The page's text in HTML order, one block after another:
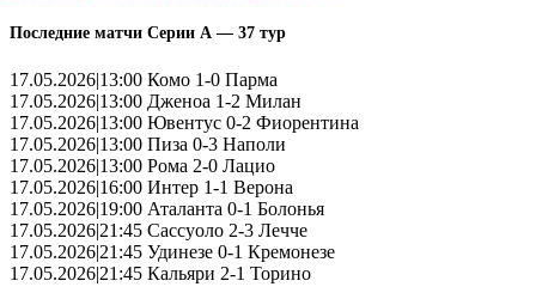
Последние матчи Серии А — 37 тур
17.05.2026|13:00 Комо 1-0 Парма
17.05.2026|13:00 Дженоа 1-2 Милан
17.05.2026|13:00 Ювентус 0-2 Фиорентина
17.05.2026|13:00 Пиза 0-3 Наполи
17.05.2026|13:00 Рома 2-0 Лацио
17.05.2026|16:00 Интер 1-1 Верона
17.05.2026|19:00 Аталанта 0-1 Болонья
17.05.2026|21:45 Сассуоло 2-3 Лечче
17.05.2026|21:45 Удинезе 0-1 Кремонезе
17.05.2026|21:45 Кальяри 2-1 Торино